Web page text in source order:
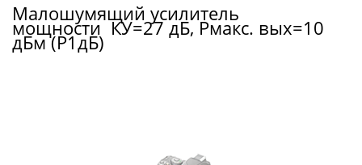
Малошумящий усилитель
мощности КУ=27 дБ, Pмакс. вых=10
дБм (P1дБ)